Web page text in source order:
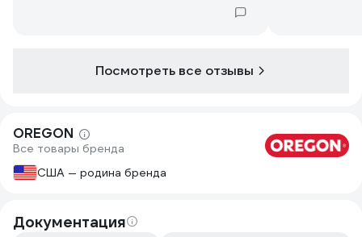
Посмотреть все отзывы
OREGON
Все товары бренда
США — родина бренда
Документация